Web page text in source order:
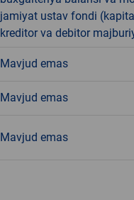
jamiyat ustav fondi
kreditor va debitor
Mavjud emas
Mavjud emas
Mavjud emas